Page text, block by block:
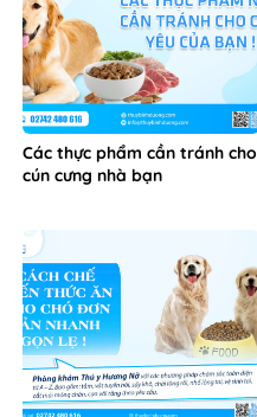
Các thực phẩm cần tránh cho
cún cưng nhà bạn